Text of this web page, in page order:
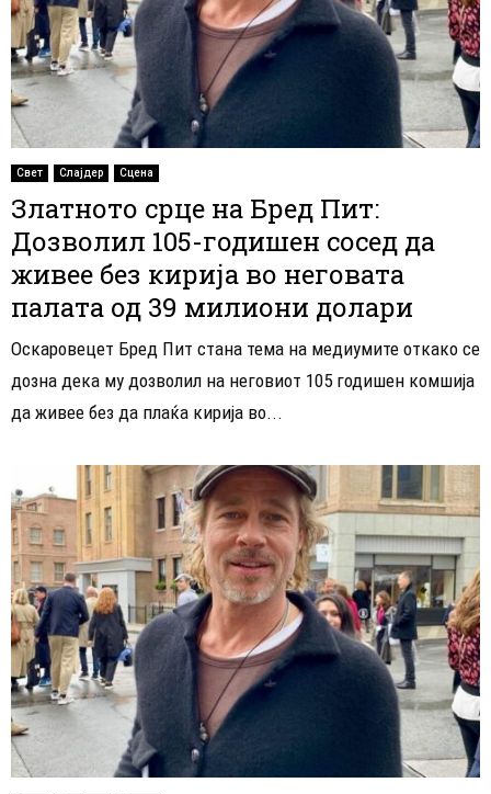
Свет Слајдер Сцена
Златното срце на Бред Пит:
Дозволил 105-годишен сосед да
живее без кирија во неговата
палата од 39 милиони долари
Оскаровецет Бред Пит стана тема на медиумите откако се
дозна дека му дозволил на неговиот 105 годишен комшија
да живее без да плаќа кирија во...